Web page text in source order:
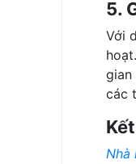
5.
Với
gian
các
Nhà